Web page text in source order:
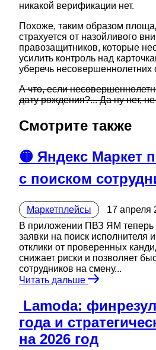
никакой верификации нет.
Похоже, таким образом
страхуется от назойливого
правозащитников, которые
усилить контроль над
уберечь несовершеннолетних
А что, если
дату рождения?... Да ну нет,
Смотрите также
🟡 Яндекс Маркет
с поиском
Маркетплейсы
17 апреля
В приложении ПВЗ ЯМ
заявки на поиск исполнителя
отклики от проверенных
снижает риски и позволяет
сотрудников на смену...
Читать дальше
Lamoda:
года и
на 2026 год